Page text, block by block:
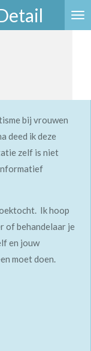
bij vrouwen
deed ik deze
zelf is niet
Ik hoop
of behandelaar je
en jouw
moet doen.